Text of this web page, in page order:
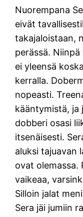
Nuorempana
eivät
takajaloistaan,
perässä.
ei yleensä
kerralla.
nopeasti.
kääntymistä, ja
dobberi osasi
itsenäisesti.
aluksi tajuavan
ovat olemassa.
vaikeaa,
Silloin jalat
Sera jäi jumiin